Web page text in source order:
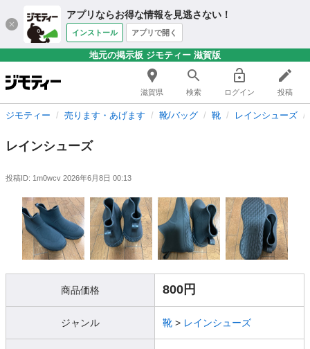
アプリならお得な情報を見逃さない！
インストール アプリで開く
地元の掲示板 ジモティー 滋賀版
滋賀県 検索 ログイン 投稿
ジモティー 売ります・あげます 靴/バッグ 靴 レインシューズ
レインシューズ
投稿ID: 1m0wcv 2026年6月8日 00:13
商品価格 800円
ジャンル 靴 > レインシューズ